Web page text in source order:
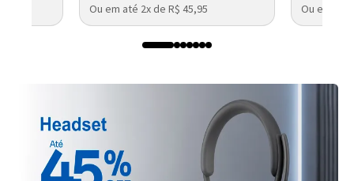
Ou em até 2x de R$ 45,95 Ou em até